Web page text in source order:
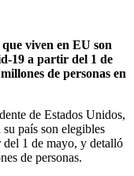
viven en EU son
19 a partir del 1 de
de personas en
de Estados Unidos,
país son elegibles
del 1 de mayo, y detalló
de personas.